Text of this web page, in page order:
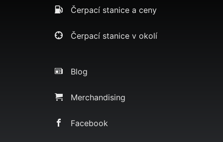
Čerpací stanice a ceny
Čerpací stanice v okolí
Blog
Merchandising
Facebook